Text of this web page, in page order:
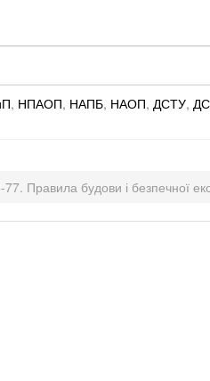
, НПАОП, НАПБ, НАОП, ДСТУ,
Правила будови і безпечної